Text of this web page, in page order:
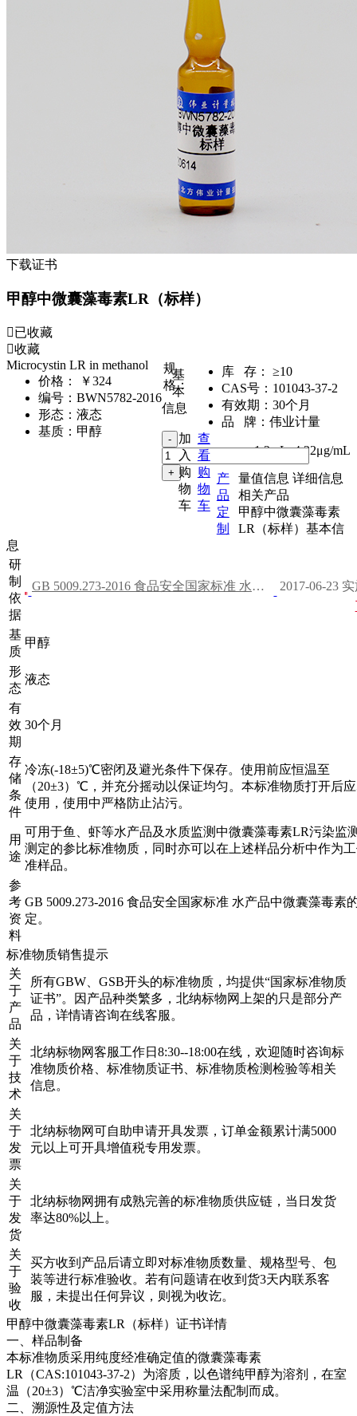
下载证书
甲醇中微囊藻毒素LR（标样）
已收藏
收藏
Microcystin LR in methanol
价格：
￥324
编号： BWN5782-2016
形态： 液态
基质： 甲醇
库 存：
≥10
CAS号： 101043-37-2
有效期： 30个月
品 牌： 伟业计量
规
格：
1.2mL,4.22μg/mL
加
入
购
物
车
查
看
购
物
车
产
品
定
制
基
本
信息
量值信息 详细信息
相关产品
甲醇中微囊藻毒素
LR（标样）基本信
息
研
制
依
据
GB 5009.273-2016 食品安全国家标准 水产品中微囊藻毒素的测定
2017-06-23
基
质
甲醇
形
态
液态
有
效
期
30个月
存
储
条
件
冷冻(-18±5)℃密闭及避光条件下保存。使用前应恒温至
（20±3）℃，并充分摇动以保证均匀。本标准物质打开后
使用，使用中严格防止沾污。
用
途
可用于鱼、虾等水产品及水质监测中微囊藻毒素LR污染监
测定的参比标准物质，同时亦可以在上述样品分析中作为
准样品。
参
考
资
料
GB 5009.273-2016 食品安全国家标准 水产品中微囊藻毒素
定。
标准物质销售提示
关
于
产
品
所有GBW、GSB开头的标准物质，均提供“国家标准物质
证书”。因产品种类繁多，北纳标物网上架的只是部分产
品，详情请咨询在线客服。
关
于
技
术
北纳标物网客服工作日8:30--18:00在线，欢迎随时咨询标
准物质价格、标准物质证书、标准物质检测检验等相关
信息。
关
于
发
票
北纳标物网可自助申请开具发票，订单金额累计满5000
元以上可开具增值税专用发票。
关
于
发
货
北纳标物网拥有成熟完善的标准物质供应链，当日发货
率达80%以上。
关
于
验
收
买方收到产品后请立即对标准物质数量、规格型号、包
装等进行标准验收。若有问题请在收到货3天内联系客
服，未提出任何异议，则视为收讫。
甲醇中微囊藻毒素LR（标样）证书详情
一、样品制备
本标准物质采用纯度经准确定值的微囊藻毒素
LR（CAS:101043-37-2）为溶质，以色谱纯甲醇为溶剂，在室
温（20±3）℃洁净实验室中采用称量法配制而成。
二、溯源性及定值方法